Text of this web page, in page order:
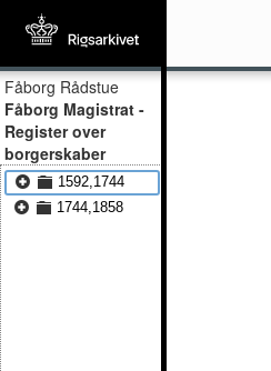
Fåborg Rådstue
Fåborg Magistrat -
Register over
borgerskaber
1592,1744
1744,1858